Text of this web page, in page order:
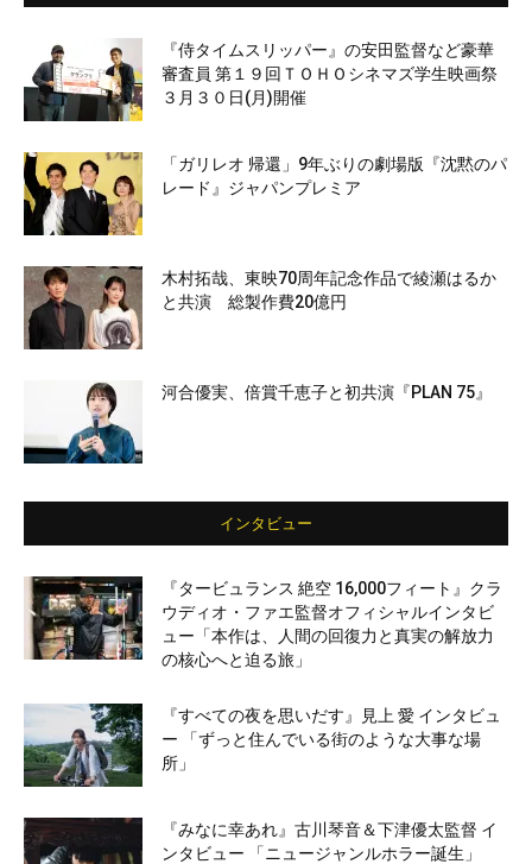
『侍タイムスリッパー』の安田監督など豪華
審査員 第１９回ＴＯＨＯシネマズ学生映画祭
３月３０日(月)開催
「ガリレオ 帰還」9年ぶりの劇場版『沈黙のパ
レード』ジャパンプレミア
木村拓哉、東映70周年記念作品で綾瀬はるか
と共演 総製作費20億円
河合優実、倍賞千恵子と初共演『PLAN 75』
インタビュー
『タービュランス 絶空 16,000フィート』クラ
ウディオ・ファエ監督オフィシャルインタビ
ュー「本作は、人間の回復力と真実の解放力
の核心へと迫る旅」
『すべての夜を思いだす』見上 愛 インタビュ
ー 「ずっと住んでいる街のような大事な場
所」
『みなに幸あれ』古川琴音＆下津優太監督 イ
ンタビュー 「ニュージャンルホラー誕生」